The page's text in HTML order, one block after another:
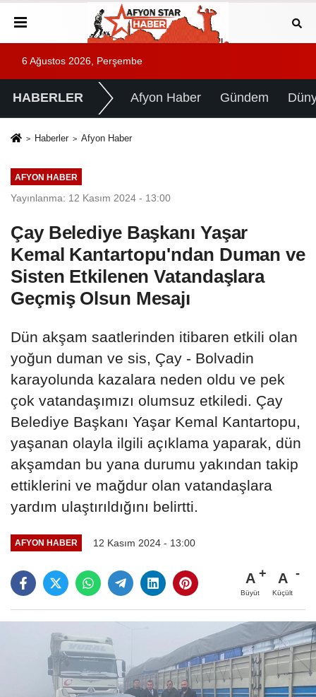
6 Ağustos 2026, Perşembe
HABERLER Afyon Haber Gündem
Haberler Afyon Haber
AFYON HABER
Yayınlanma: 12 Kasım 2024 - 13:00
Çay Belediye Başkanı Yaşar
Kemal Kantartopu'ndan Duman ve
Sisten Etkilenen Vatandaşlara
Geçmiş Olsun Mesajı
Dün akşam saatlerinden itibaren etkili olan
yoğun duman ve sis, Çay - Bolvadin
karayolunda kazalara neden oldu ve pek
çok vatandaşımızı olumsuz etkiledi. Çay
Belediye Başkanı Yaşar Kemal Kantartopu,
yaşanan olayla ilgili açıklama yaparak, dün
akşamdan bu yana durumu yakından takip
ettiklerini ve mağdur olan vatandaşlara
yardım ulaştırıldığını belirtti.
AFYON HABER 12 Kasım 2024 - 13:00
A
Büyüt
A
Küçült